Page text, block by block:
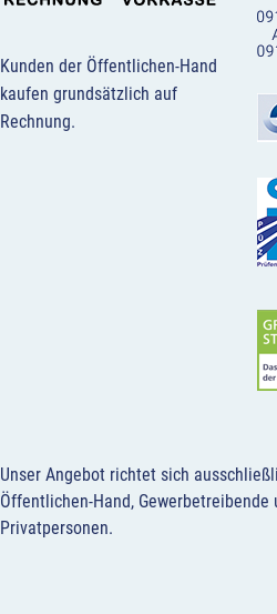
Kunden der Öffentlichen-Hand
kaufen grundsätzlich auf
Rechnung.
Unser Angebot richtet sich
Öffentlichen-Hand, Gewerbetreibende
Privatpersonen.